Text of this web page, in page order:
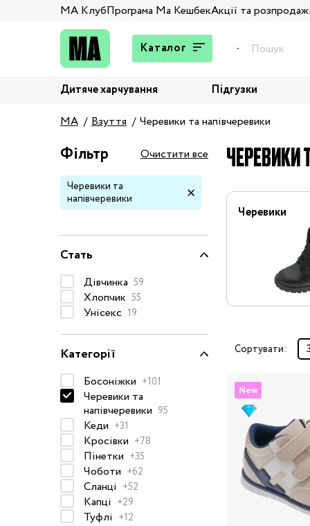
МА КлубПрограма Ма КешбекАкції та
Каталог
Одяг
Штани та джинси
Верхній одяг
Жакети та піджаки
Кардигани та світшоти
Колготи та шкарпетки
Комбінезони,
комплекти, боді
Купальники та плавки
Спідня білизна
Окуляри сонцезахисні
Пелюшки
Піжами та халати
Сукні та спідниці
Термобілизна
Рушники та накидки
Реглани, поло та
Рюкзаки та сумки
Дитяче харчування Підгузки
MA
Взуття Черевики та напівчеревики
Фільтр Очистити все
Черевики та
напівчеревики
Стать
Дівчинка 59
Хлопчик 55
Унісекс 19
Категорії
Босоніжки +101
Черевики та
напівчеревики 95
Кеди +31
Кросівки +78
Пінетки +35
Чоботи +62
Сланці +52
Капці +29
Туфлі +12
ЧЕРЕВИКИ
Черевики
Сортувати:
New